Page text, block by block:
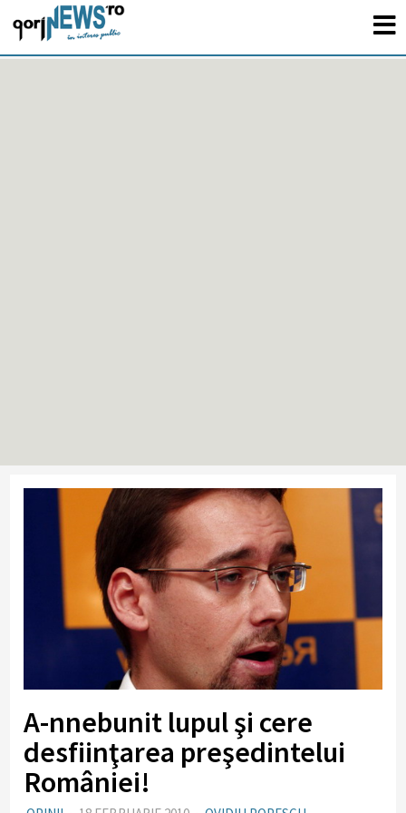
A-nnebunit lupul şi cere
desfiinţarea preşedintelui
României!